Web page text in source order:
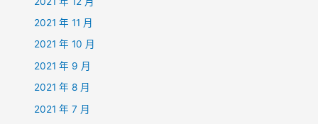
2021 年 11 月
2021 年 10 月
2021 年 9 月
2021 年 8 月
2021 年 7 月